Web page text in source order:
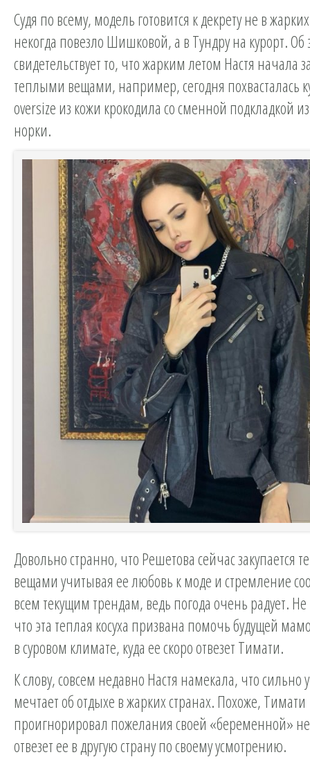
Судя по всему, модель готовится к декрету не в
некогда повезло Шишковой, а в Тундру на курорт. Об
свидетельствует то, что жарким летом Настя начала
теплыми вещами, например, сегодня похвасталась
oversize из кожи крокодила со сменной подкладкой
норки.
Довольно странно, что Решетова сейчас закупается
вещами учитывая ее любовь к моде и стремление
всем текущим трендам, ведь погода очень радует.
что эта теплая косуха призвана помочь будущей
в суровом климате, куда ее скоро отвезет Тимати.
К слову, совсем недавно Настя намекала, что сильно
мечтает об отдыхе в жарких странах. Похоже, Тимати
проигнорировал пожелания своей «беременной»
отвезет ее в другую страну по своему усмотрению.